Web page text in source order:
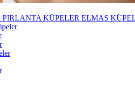
PIRLANTA KÜPELER ELMAS